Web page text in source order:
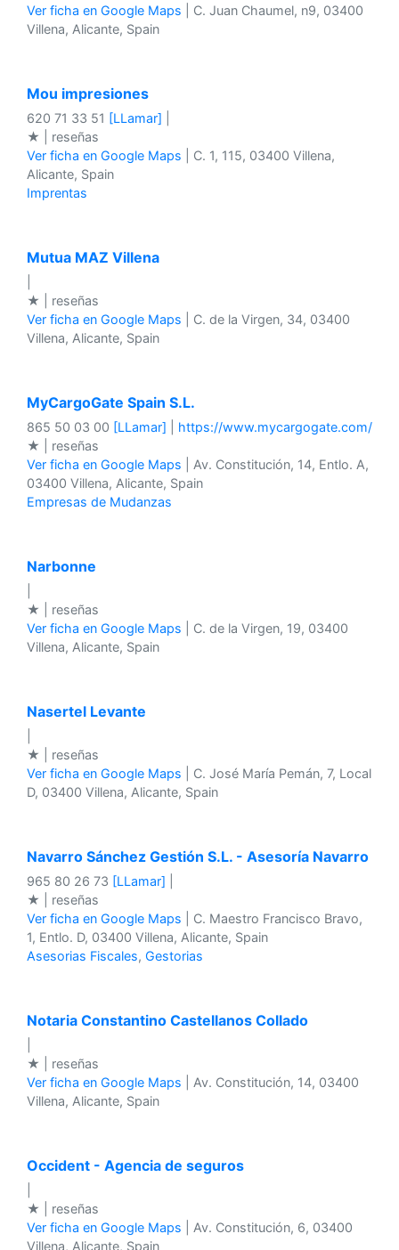
Ver ficha en Google Maps | C. Juan Chaumel, n9, 03400
Villena, Alicante, Spain
Mou impresiones
620 71 33 51 [LLamar]
★ | reseñas
Ver ficha en Google Maps | C. 1, 115, 03400 Villena,
Alicante, Spain
Imprentas
Mutua MAZ Villena
★ | reseñas
Ver ficha en Google Maps | C. de la Virgen, 34, 03400
Villena, Alicante, Spain
MyCargoGate Spain S.L.
865 50 03 00 [LLamar]
https://www.mycargogate.com/
★ | reseñas
Ver ficha en Google Maps | Av. Constitución, 14, Entlo. A,
03400 Villena, Alicante, Spain
Empresas de Mudanzas
Narbonne
★ | reseñas
Ver ficha en Google Maps | C. de la Virgen, 19, 03400
Villena, Alicante, Spain
Nasertel Levante
★ | reseñas
Ver ficha en Google Maps | C. José María Pemán, 7, Local
D, 03400 Villena, Alicante, Spain
Navarro Sánchez Gestión S.L. - Asesoría Navarro
965 80 26 73 [LLamar]
★ | reseñas
Ver ficha en Google Maps | C. Maestro Francisco Bravo,
1, Entlo. D, 03400 Villena, Alicante, Spain
Asesorias Fiscales, Gestorias
Notaria Constantino Castellanos Collado
★ | reseñas
Ver ficha en Google Maps | Av. Constitución, 14, 03400
Villena, Alicante, Spain
Occident - Agencia de seguros
★ | reseñas
Ver ficha en Google Maps | Av. Constitución, 6, 03400
Villena, Alicante, Spain